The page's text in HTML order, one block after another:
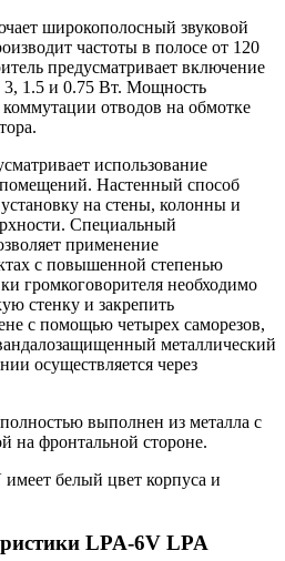
широкополосный звуковой
частоты в полосе от 120
предусматривает включение
1.5 и 0.75 Вт. Мощность
отводов на обмотке
использование
Настенный способ
на стены, колонны и
Специальный
применение
с повышенной степенью
громкоговорителя необходимо
стенку и закрепить
с помощью четырех саморезов,
металлический
осуществляется через
выполнен из металла с
на фронтальной стороне.
белый цвет корпуса и
LPA-6V LPA